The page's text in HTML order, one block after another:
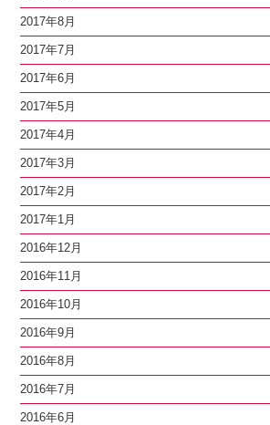
2017年8月
2017年7月
2017年6月
2017年5月
2017年4月
2017年3月
2017年2月
2017年1月
2016年12月
2016年11月
2016年10月
2016年9月
2016年8月
2016年7月
2016年6月